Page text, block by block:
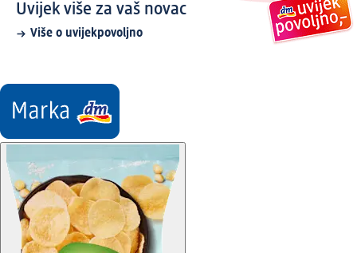
Uvijek više za vaš novac
Više o uvijekpovoljno